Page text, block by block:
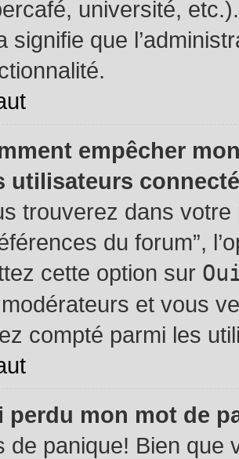
université,
signifie que
empêcher
utilisateurs
trouverez dans votre
du forum”,
cette option sur
et vous
compté parmi les
perdu mon mot de
de panique! Bien que